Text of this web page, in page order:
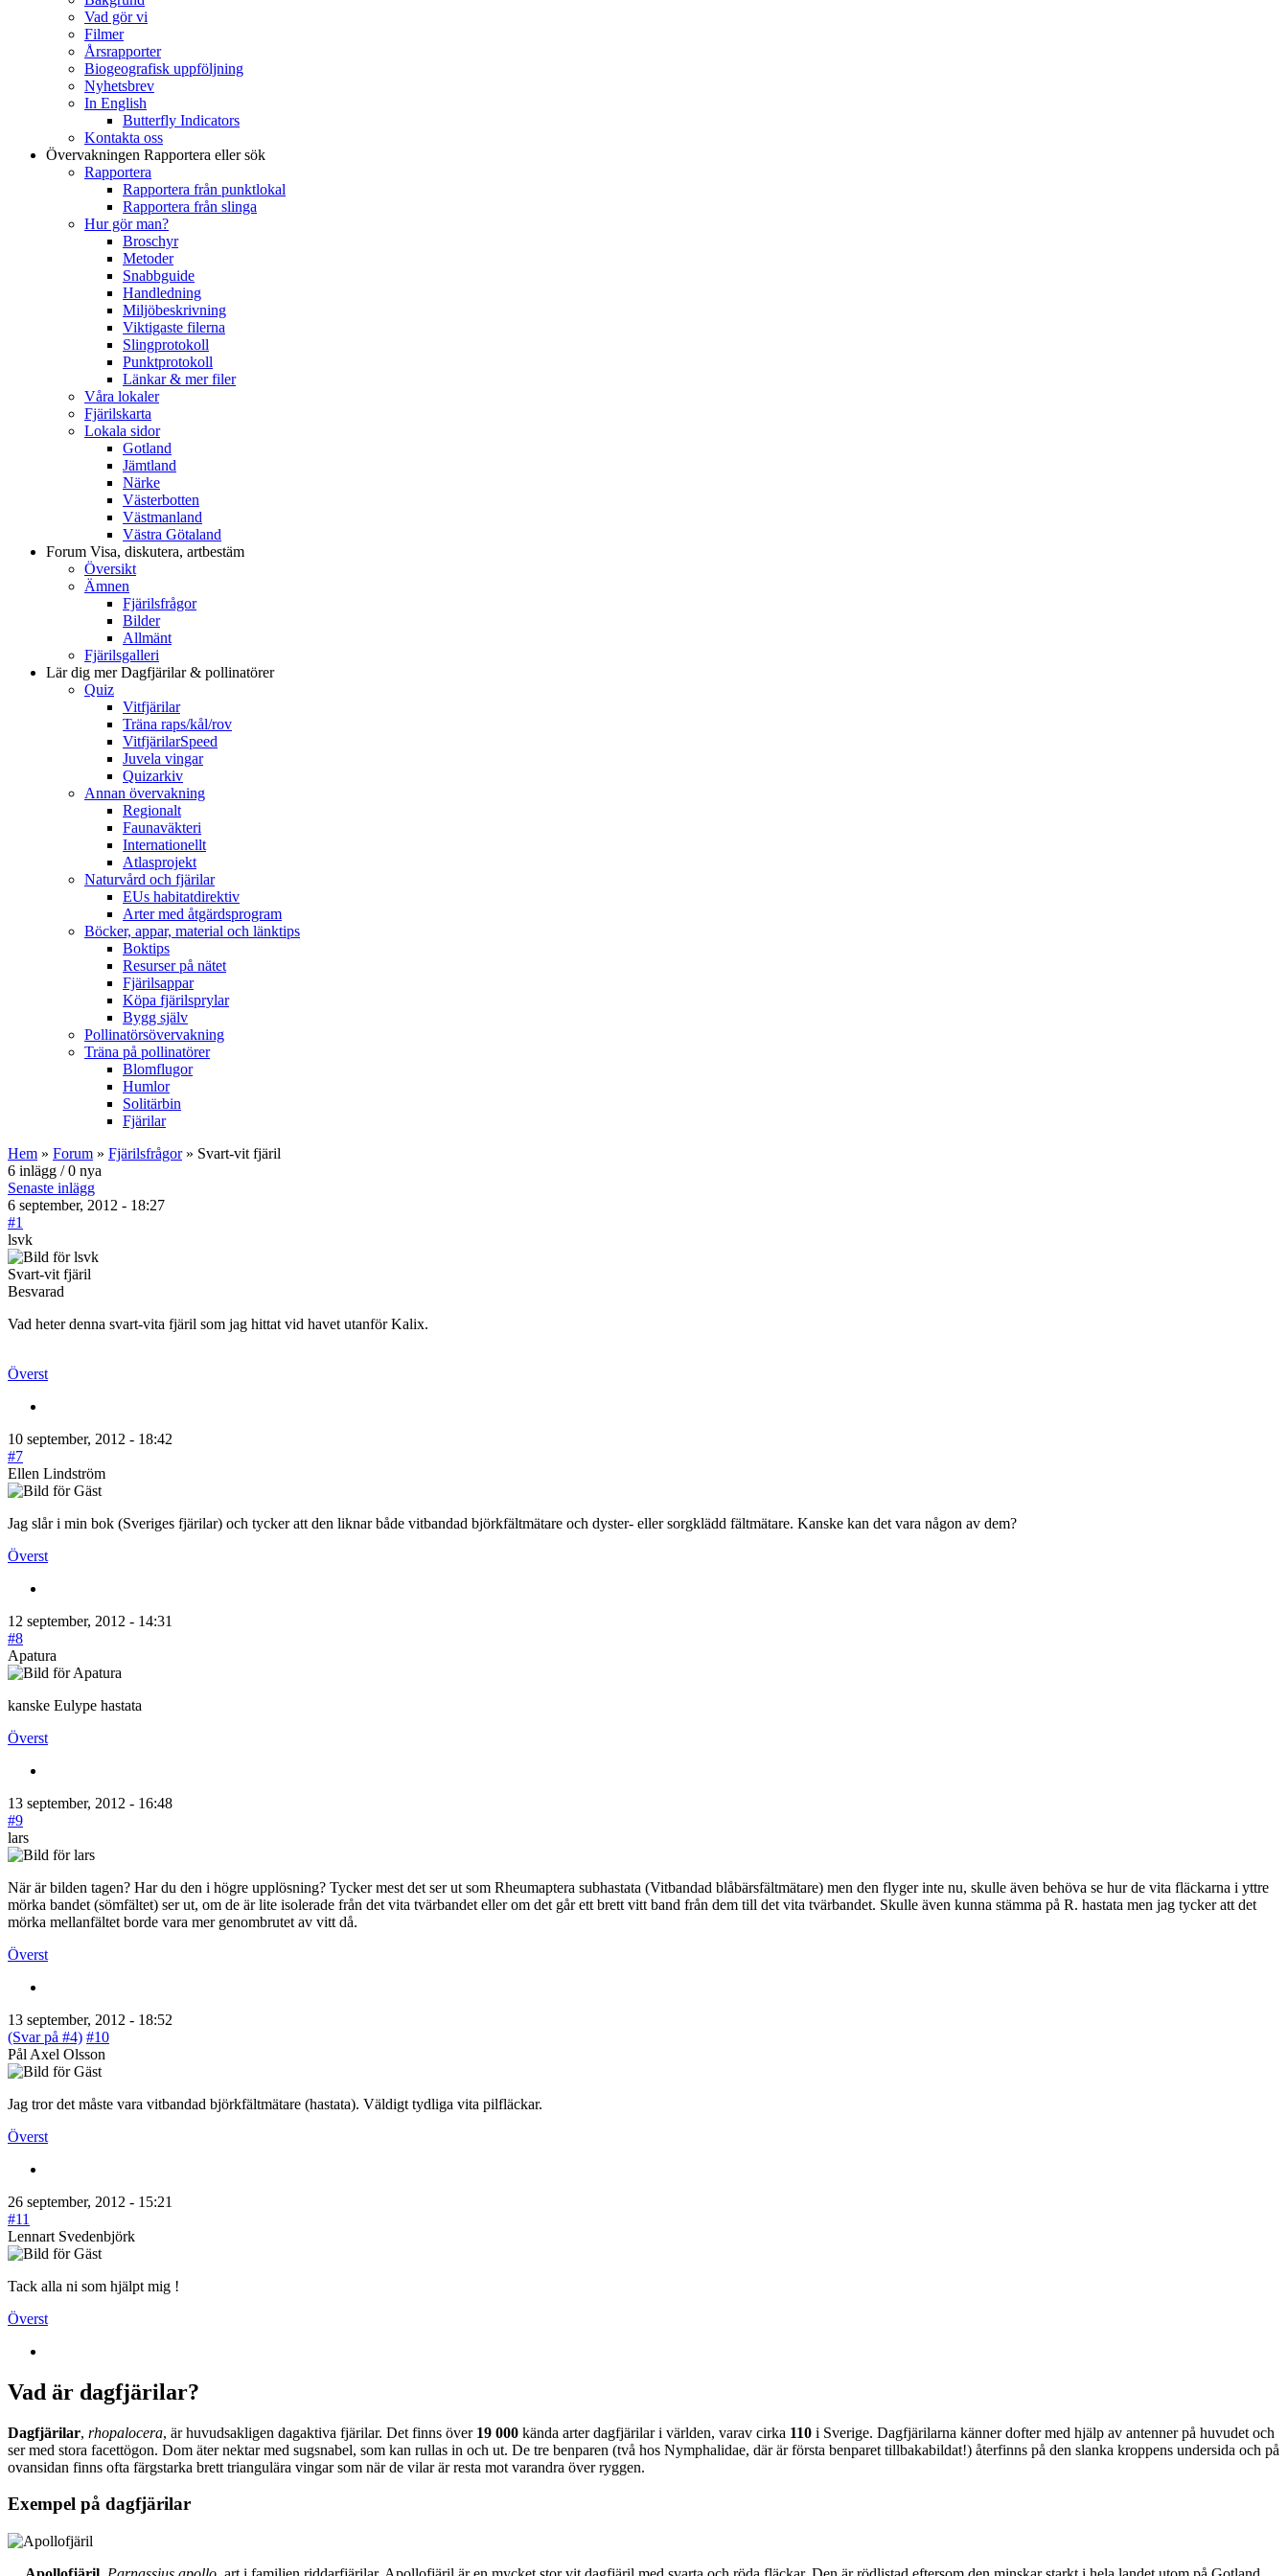
Vad gör vi
Filmer
Årsrapporter
Biogeografisk uppföljning
Nyhetsbrev
In English
Butterfly Indicators
Kontakta oss
Övervakningen Rapportera eller sök
Rapportera
Rapportera från punktlokal
Rapportera från slinga
Hur gör man?
Broschyr
Metoder
Snabbguide
Handledning
Miljöbeskrivning
Viktigaste filerna
Slingprotokoll
Punktprotokoll
Länkar & mer filer
Våra lokaler
Fjärilskarta
Lokala sidor
Gotland
Jämtland
Närke
Västerbotten
Västmanland
Västra Götaland
Forum Visa, diskutera, artbestäm
Översikt
Ämnen
Fjärilsfrågor
Bilder
Allmänt
Fjärilsgalleri
Lär dig merDagfjärilar & pollinatörer
Quiz
Vitfjärilar
Träna raps/kål/rov
VitfjärilarSpeed
Juvela vingar
Quizarkiv
Annan övervakning
Regionalt
Faunaväkteri
Internationellt
Atlasprojekt
Naturvård och fjärilar
EUs habitatdirektiv
Arter med åtgärdsprogram
Böcker, appar, material och länktips
Boktips
Resurser på nätet
Fjärilsappar
Köpa fjärilsprylar
Bygg själv
Pollinatörsövervakning
Träna på pollinatörer
Blomflugor
Humlor
Solitärbin
Fjärilar
Hem » Forum » Fjärilsfrågor» Svart-vit fjäril
6 inlägg / 0 nya
Senaste inlägg
6 september, 2012 - 18:27
#1
lsvk
Svart-vit fjäril
Besvarad
Vad heter denna svart-vita fjäril som jag hittat vid havet utanför Kalix.
Överst
10 september, 2012 - 18:42
#7
Ellen Lindström
Jag slår i min bok (Sveriges fjärilar) och tycker att den liknar både vitbandad björkfältmätare och dyster- eller sorgklädd fältmätare. Kanske kan det vara någon av dem?
Överst
12 september, 2012 - 14:31
#8
Apatura
kanske Eulype hastata
Överst
13 september, 2012 - 16:48
#9
lars
När är bilden tagen? Har du den i högre upplösning? Tycker mest det ser ut som Rheumaptera subhastata (Vitbandad blåbärsfältmätare) men den flyger inte nu, skulle även behöva se hur de vita fläckarna i yttre
mörka bandet (sömfältet) ser ut, om de är lite isolerade från det vita tvärbandet eller om det går ett brett vitt band från dem till det vita tvärbandet. Skulle även kunna stämma på R. hastata men jag tycker att det
mörka mellanfältet borde vara mer genombrutet av vitt då.
Överst
13 september, 2012 - 18:52
(Svar på #4) #10
Pål Axel Olsson
Jag tror det måste vara vitbandad björkfältmätare (hastata). Väldigt tydliga vita pilfläckar.
Överst
26 september, 2012 - 15:21
#11
Lennart Svedenbjörk
Tack alla ni som hjälpt mig !
Överst
Vad är dagfjärilar?
Dagfjärilar, rhopalocera, är huvudsakligen dagaktiva fjärilar. Det finns över 19 000 kända arter dagfjärilar i världen, varav cirka 110 i Sverige. Dagfjärilarna känner dofter med hjälp av antenner på huvudet och
ser med stora facettögon. Dom äter nektar med sugsnabel, som kan rullas in och ut. De tre benparen (två hos Nymphalidae, där är första benparet tillbakabildat!) återfinns på den slanka kroppens undersida och på
ovansidan finns ofta färgstarka brett triangulära vingar som när de vilar är resta mot varandra över ryggen.
Exempel på dagfjärilar